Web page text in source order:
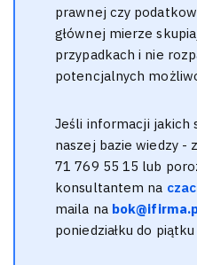
prawnej czy
głównej mierze
przypadkach i nie
potencjalnych
Jeśli informacji jakich
naszej bazie wiedzy -
71 769 55 15 lub
konsultantem na
maila na
poniedziałku do